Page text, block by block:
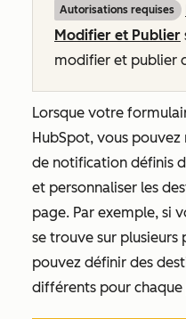
Autorisations requises
Modifier et Publier
modifier et publier
Lorsque votre
HubSpot, vous
de notification définis
et personnaliser les
page. Par exemple, si
se trouve sur plusieurs
pouvez définir des
différents pour chaque